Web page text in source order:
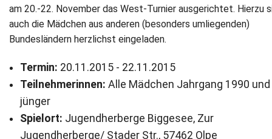
Service
Newsletter
Kontakt
Impressum
Datenschutz
am 20.-22. November das West-Turnier ausgerichtet. Hierzu
auch die Mädchen aus anderen (besonders umliegenden)
Bundesländern herzlichst eingeladen.
Termin: 20.11.2015 - 22.11.2015
Teilnehmerinnen: Alle Mädchen Jahrgang 1990 und
jünger
Spielort: Jugendherberge Biggesee, Zur
Jugendherberge/ Stader Str., 57462 Olpe